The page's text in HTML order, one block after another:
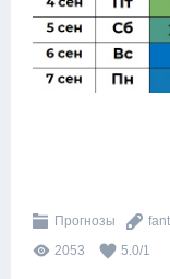
Прогнозы
2053
5.0/1